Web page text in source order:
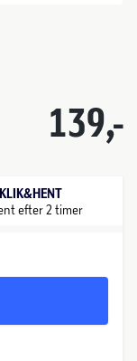
139,-
KLIK&HENT
efter 2 timer